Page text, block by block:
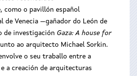
como o pavillón español
de Venecia —gañador do León de
de investigación Gaza: A house for
ao arquitecto Michael Sorkin.
o seu traballo entre a
a creación de arquitecturas